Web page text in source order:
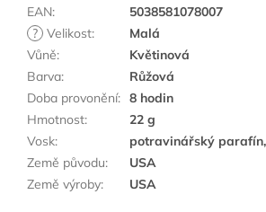
EAN:
5038581078007
? Velikost:
Malá
Vůně:
Květinová
Barva:
Růžová
Doba provonění: 8 hodin
Hmotnost:
22 g
Vosk:
potravinářský
Země původu:
USA
Země výroby: USA